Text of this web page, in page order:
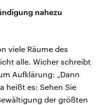
nahezu
viele Räume des
alle. Wicher schreibt
Aufklärung: „Dann
heißt es: Sehen Sie
der größten